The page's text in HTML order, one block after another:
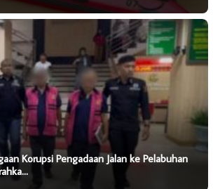
Korupsi Pengadaan Jalan ke Pelabuhan